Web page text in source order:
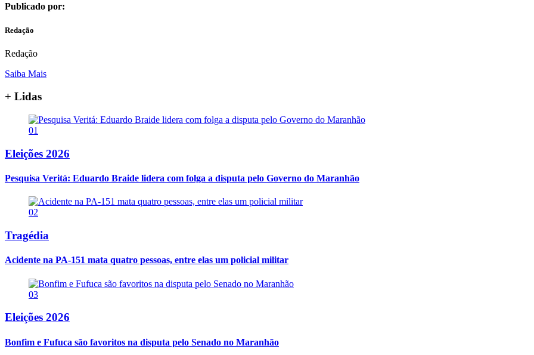
Publicado por:
Redação
Redação
Saiba Mais
+ Lidas
01
Eleições 2026
Pesquisa Veritá: Eduardo Braide lidera com folga a disputa pelo Governo do Maranhão
02
Tragédia
Acidente na PA-151 mata quatro pessoas, entre elas um policial militar
03
Eleições 2026
Bonfim e Fufuca são favoritos na disputa pelo Senado no Maranhão